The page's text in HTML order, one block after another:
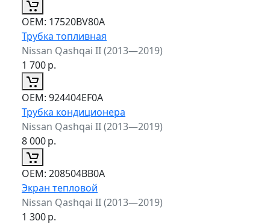
ОЕМ: 17520BV80A
Трубка топливная
Nissan Qashqai II (2013—2019)
1 700р.
ОЕМ: 924404EF0A
Трубка кондиционера
Nissan Qashqai II (2013—2019)
8 000р.
ОЕМ: 208504BB0A
Экран тепловой
Nissan Qashqai II (2013—2019)
1 300р.